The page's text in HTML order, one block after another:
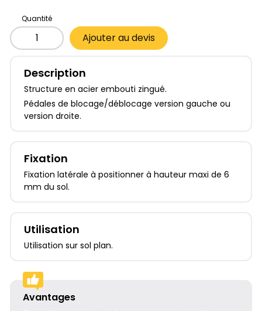
Quantité
Ajouter au devis
Description
Structure en acier embouti zingué.
Pédales de blocage/déblocage version gauche ou
version droite.
Fixation
Fixation latérale à positionner à hauteur maxi de 6
mm du sol.
Utilisation
Utilisation sur sol plan.
Avantages